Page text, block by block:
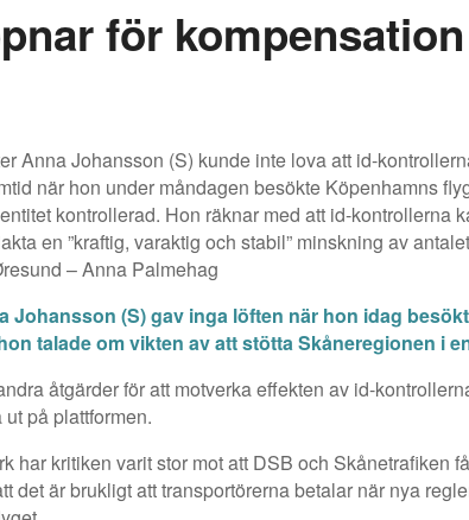
för
Anna Johansson (S) kunde inte lova att id-
när hon under måndagen besökte Köpenhamns
kontrollerad. Hon räknar med att id-kontrollerna
en ”kraftig, varaktig och stabil” minskning av antalet
– Anna Palmehag
Johansson (S) gav inga löften när hon idag
talade om vikten av att stötta Skåneregionen i
åtgärder för att motverka effekten av id-
på plattformen.
har kritiken varit stor mot att DSB och Skånetrafiken
det är brukligt att transportörerna betalar när nya